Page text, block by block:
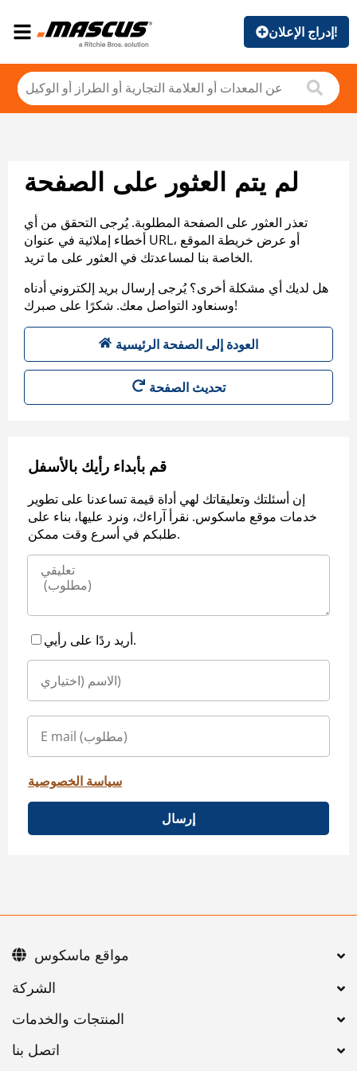
إدراج الإعلان!
لم يتم العثور على الصفحة
تعذر العثور على الصفحة المطلوبة. يُرجى التحقق من أي
أخطاء إملائية في عنوان URL، أو عرض خريطة الموقع
الخاصة بنا لمساعدتك في العثور على ما تريد.
هل لديك أي مشكلة أخرى؟ يُرجى إرسال بريد إلكتروني أدناه
وسنعاود التواصل معك. شكرًا على صبرك!
العودة إلى الصفحة الرئيسية
تحديث الصفحة
قم بأبداء رأيك بالأسفل
إن أسئلتك وتعليقاتك لهي أداة قيمة تساعدنا على تطوير
خدمات موقع ماسكوس. نقرأ آراءك، ونرد عليها، بناء على
طلبكم في أسرع وقت ممكن.
أريد ردًا على رأيي.
سياسة الخصوصية
إرسال
اتصل بنا
مواقع ماسكوس